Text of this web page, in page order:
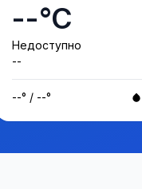
--°C
Недоступно
--
--° / --°